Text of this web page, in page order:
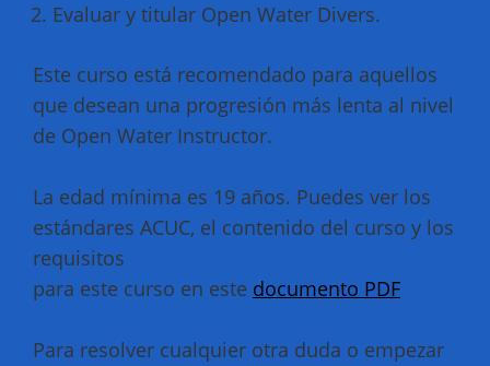
Evaluar y titular Open Water Divers.
Este curso está recomendado para aquellos
que desean una progresión más lenta al nivel
de Open Water Instructor.
La edad mínima es 19 años. Puedes ver los
estándares ACUC, el contenido del curso y los
requisitos
para este curso en este documento PDF
Para resolver cualquier otra duda o empezar